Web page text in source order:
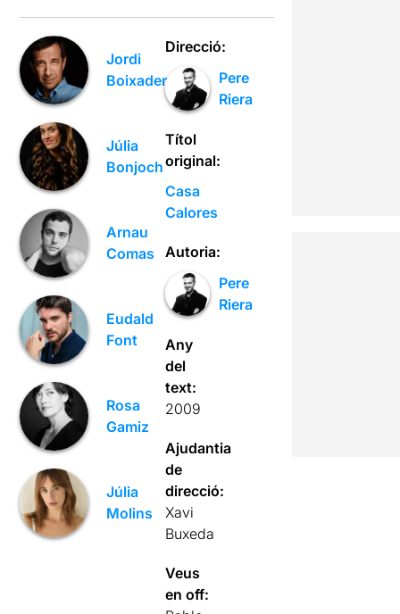
Jordi
Boixaderas
Júlia
Bonjoch
Arnau
Comas
Eudald
Font
Rosa
Gamiz
Júlia
Molins
Direcció:
Pere
Riera
Títol
original:
Casa
Calores
Autoria:
Pere
Riera
Any
del
text:
2009
Ajudantia
de
direcció:
Xavi
Buxeda
Veus
en off: